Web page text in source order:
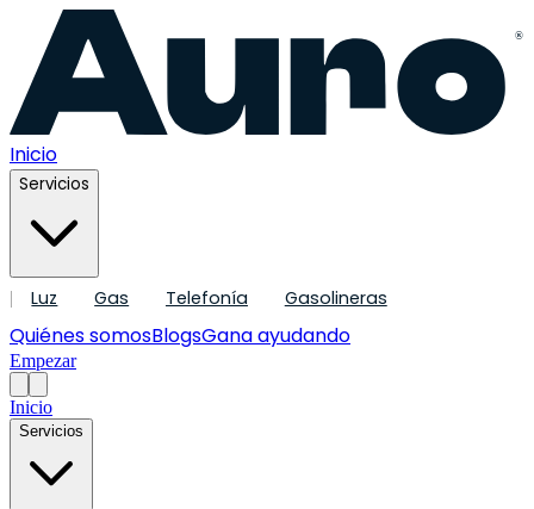
®
Inicio
Servicios
| Luz Gas Telefonía Gasolineras
Quiénes somosBlogsGana ayudando
Empezar
Inicio
Servicios